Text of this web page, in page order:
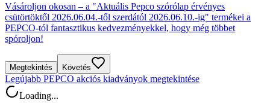
Vásároljon okosan – a "Aktuális Pepco szórólap érvényes
csütörtöktől 2026.06.04.-től szerdától 2026.06.10.-ig" termékei a
PEPCO-tól fantasztikus kedvezményekkel, hogy még többet
spóroljon!
Megtekintés Követés
Legújabb PEPCO akciós kiadványok megtekintése
Loading...